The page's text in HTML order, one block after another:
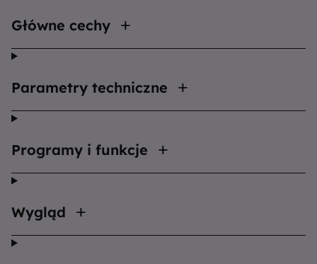
Główne cechy
Parametry techniczne
Programy i funkcje
Wygląd